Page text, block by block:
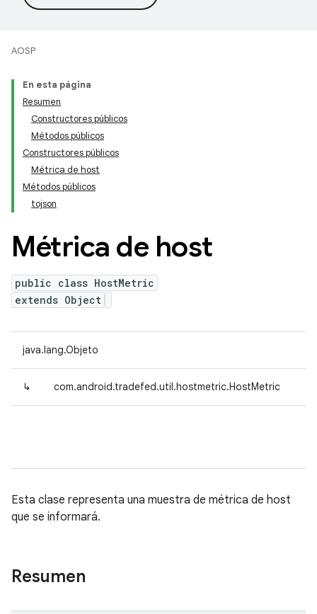
AOSP
En esta página
Resumen
Constructores públicos
Métodos públicos
Constructores públicos
Métrica de host
Métodos públicos
tojson
Métrica de host
public class HostMetric
extends Object
java.lang.Objeto
↳ com.android.tradefed.util.hostmetric.HostMetric
Esta clase representa una muestra de métrica de host
que se informará.
Resumen